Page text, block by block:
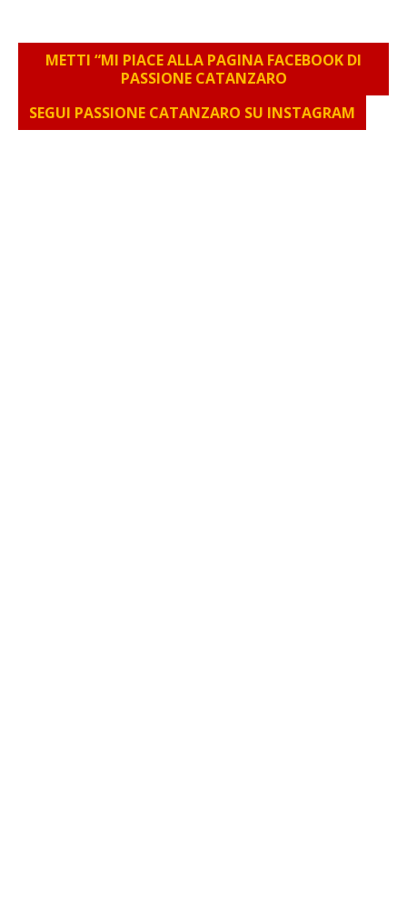
METTI “MI PIACE ALLA PAGINA FACEBOOK DI
PASSIONE CATANZARO
SEGUI PASSIONE CATANZARO SU INSTAGRAM